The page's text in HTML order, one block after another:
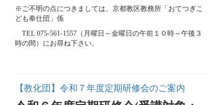
※ご不明の点につきましては、京都教区教務所「おてつぎこ
ども奉仕団」係
TEL 075-561-1557（月曜日～金曜日の午前１０時～午後３
時の間）にお尋ね下さい。
【教化団】令和７年度定期研修会のご案内